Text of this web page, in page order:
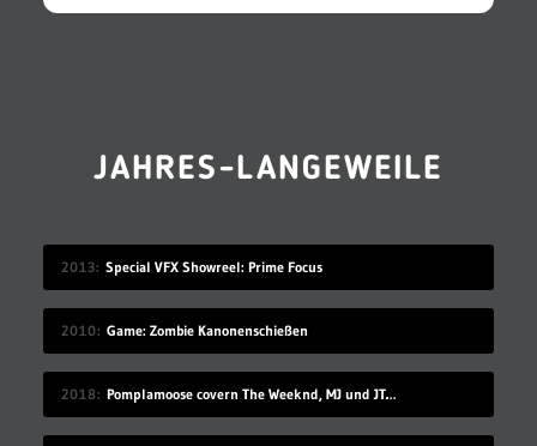
JAHRES-LANGEWEILE
2013 Special VFX Showreel: Prime Focus
2010 Game: Zombie Kanonenschießen
2018 Pomplamoose covern The Weeknd, MJ und JT in sehr schönem Mashup